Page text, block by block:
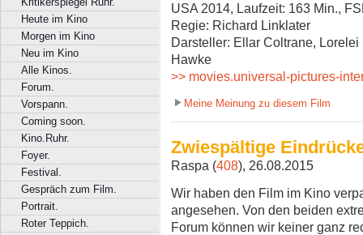
Heute im Kino
Morgen im Kino
Neu im Kino
Alle Kinos.
Forum.
Vorspann.
Coming soon.
Kino.Ruhr.
Foyer.
Festival.
Gespräch zum Film.
Portrait.
Roter Teppich.
USA 2014, Laufzeit: 163 Min.,
Regie: Richard Linklater
Darsteller: Ellar Coltrane,
Hawke
>> movies.universal-pictures-
Meine Meinung zu diesem Film
Zwiespältige
Raspa (408), 26.08.2015
Wir haben den Film im Kino
angesehen. Von den beiden
Forum können wir keiner ganz